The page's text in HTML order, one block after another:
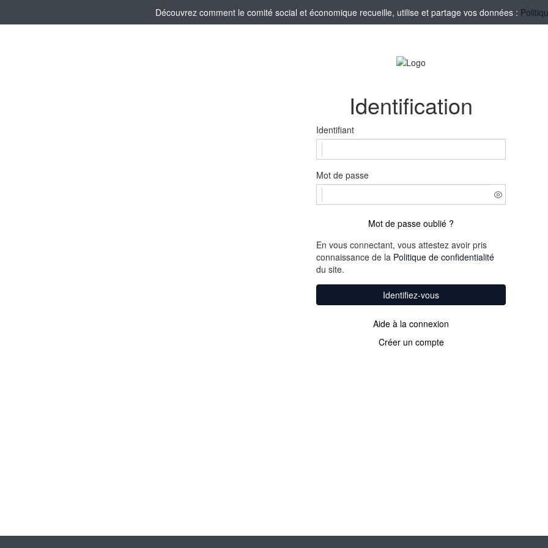
Découvrez comment le comité social et économique recueille, utilise et partage vos données :
Identification
Identifiant
Mot de passe
Mot de passe oublié ?
En vous connectant, vous attestez avoir pris
connaissance de la Politique de confidentialité
du site.
Identifiez-vous
Aide à la connexion
Créer un compte